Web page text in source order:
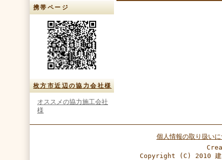
携帯ページ
枚方市近辺の協力会社様
オススメの協力施工会社
様
個人情報の取り扱い
Copyright (C) 2010